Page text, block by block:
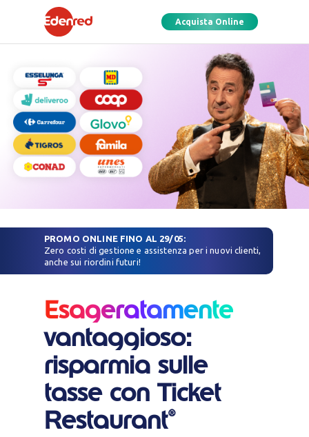
Acquista Online
PROMO ONLINE FINO AL 29/05:
Zero costi di gestione e assistenza per i nuovi clienti,
anche sui riordini futuri!
Esageratamente
vantaggioso:
risparmia sulle
tasse con Ticket
Restaurant®